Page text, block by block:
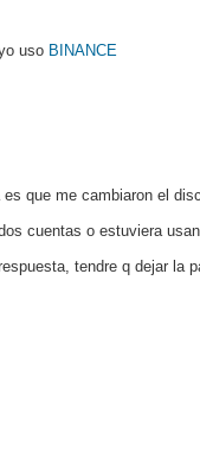
uso BINANCE
que me cambiaron el
cuentas o estuviera
tendre q dejar la